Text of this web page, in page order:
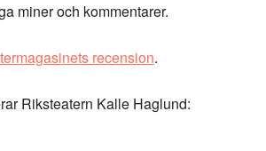
miner och kommentarer.
recension.
Riksteatern Kalle Haglund: